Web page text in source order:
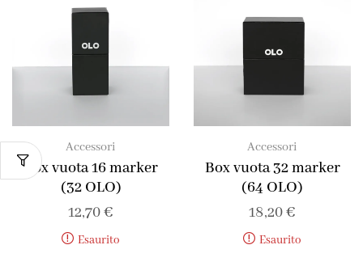
Accessori
Box vuota 16 marker
(32 OLO)
12,70€
Esaurito
Accessori
Box vuota 32 marker
(64 OLO)
18,20€
Esaurito